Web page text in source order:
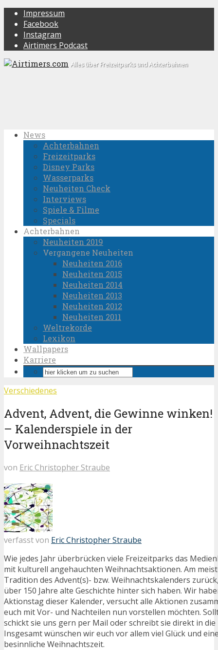
Impressum
Facebook
Instagram
Airtimers Podcast
Alles über Freizeitparks und Achterbahnen
News
Achterbahnen
Freizeitparks
Disney Parks
Wasserparks
Neuheiten Check
Interviews
Spiele & Filme
Specials
Achterbahnen
Neuheiten 2019
Vergangene Neuheiten
Neuheiten 2016
Neuheiten 2015
Neuheiten 2014
Neuheiten 2013
Neuheiten 2012
Neuheiten 2011
Weltrekorde
Lexikon
Wallpapers
Karriere
Verschiedenes
Advent, Advent, die Gewinne winken!
– Kalenderspiele in der
Vorweihnachtszeit
von Eric Christopher Straube
verfasst von Eric Christopher Straube
Wie jedes Jahr überbrücken viele Freizeitparks das
mit kulturell angehauchten Weihnachtsaktionen. Am
Tradition des Advent(s)- bzw. Weihnachtskalenders
über 150 Jahre alte Geschichte hinter sich haben. Wir
Aktionstag dieser Kalender, versucht alle Aktionen
euch mit Vor- und Nachteilen nun vorstellen möchten.
schickt sie uns gern per Mail oder schreibt sie direkt in die
Insgesamt wünschen wir euch vor allem viel Glück und
besinnliche Weihnachtszeit.